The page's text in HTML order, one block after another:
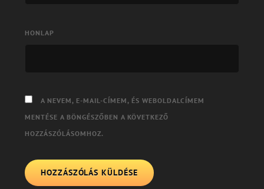
HONLAP
A NEVEM, E-MAIL-CÍMEM, ÉS WEBOLDALCÍMEM
MENTÉSE A BÖNGÉSZŐBEN A KÖVETKEZŐ
HOZZÁSZÓLÁSOMHOZ.